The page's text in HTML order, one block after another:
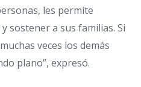
les permite
sostener a sus familias. Si
veces los demás
plano”, expresó.